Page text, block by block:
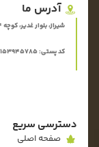
آدرس ما
شیراز، بلوار غدیر، کوچه 14 فرعی 14/2
کد پستی: 7153945785
دسترسی سریع
صفحه اصلی